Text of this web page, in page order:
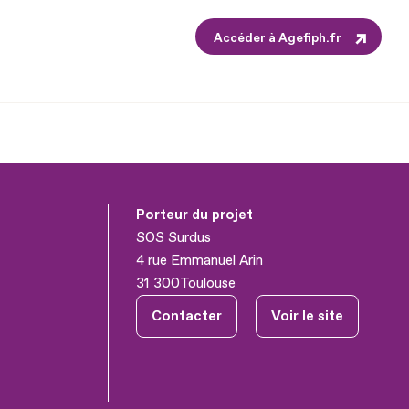
Accéder à Agefiph.fr
Porteur du projet
SOS Surdus
4 rue Emmanuel Arin
31 300Toulouse
Contacter
Voir le site